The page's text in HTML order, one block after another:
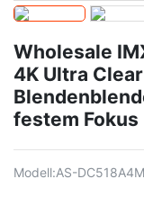
Wholesale
4K Ultra
festem Fokus
Modell:AS-